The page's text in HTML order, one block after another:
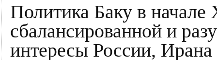
Политика Баку в
сбалансированной и
интересы России,